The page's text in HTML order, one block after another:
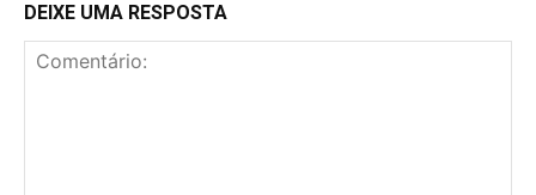
DEIXE UMA RESPOSTA